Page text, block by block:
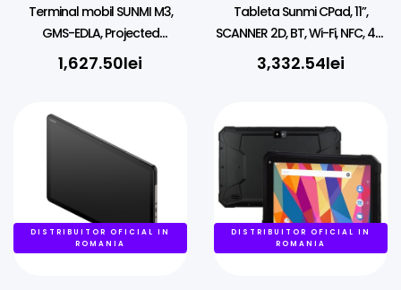
Terminal mobil SUNMI M3,
GMS-EDLA, Projected
Capacitive, GPS, USB-C, BT
(BLE), Wi-Fi, Android
1,627.50lei
Tableta Sunmi CPad, 11”,
SCANNER 2D, BT, Wi-Fi, NFC, 4G,
8/128, Android GMS-EDLA
3,332.54lei
DISTRIBUITOR OFICIAL IN
ROMANIA
DISTRIBUITOR OFICIAL IN
ROMANIA